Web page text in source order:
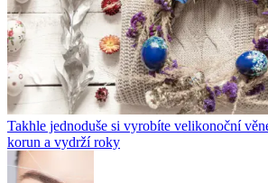
Takhle jednoduše si vyrobíte velikonoční
korun a vydrží roky